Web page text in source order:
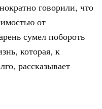
говорили, что
от
сумел побороть
которая, к
рассказывает